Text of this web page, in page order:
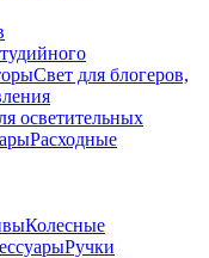
Свет для блогеров,
осветительных
Расходные
Колесные
Ручки